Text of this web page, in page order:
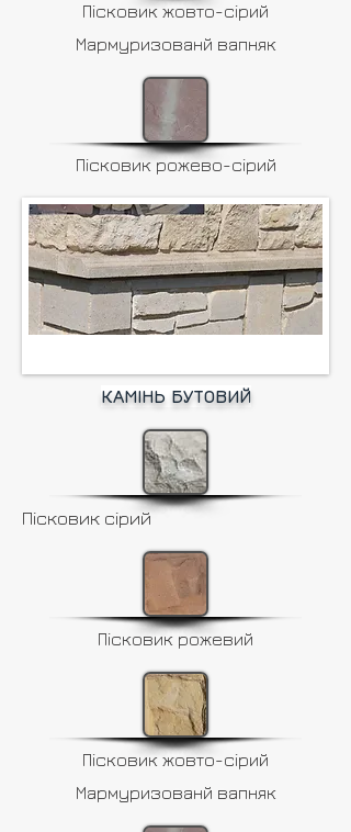
Пісковик жовто-сірий
Мармуризованй вапняк
Пісковик рожево-сірий
КАМІНЬ БУТОВИЙ
Пісковик сірий
Пісковик рожевий
Пісковик жовто-сірий
Мармуризованй вапняк